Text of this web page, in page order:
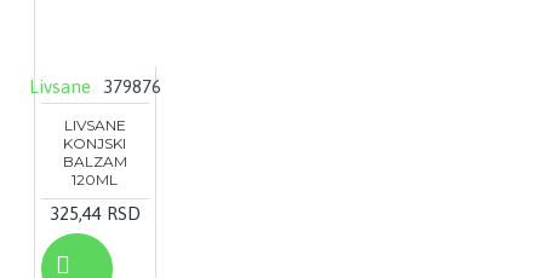
Livsane 379876
LIVSANE
KONJSKI
BALZAM
120ML
325,44 RSD